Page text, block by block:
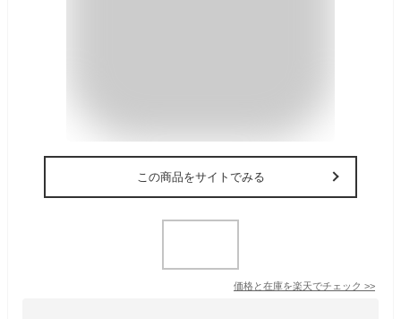
この商品をサイトでみる
価格と在庫を楽天でチェック >>